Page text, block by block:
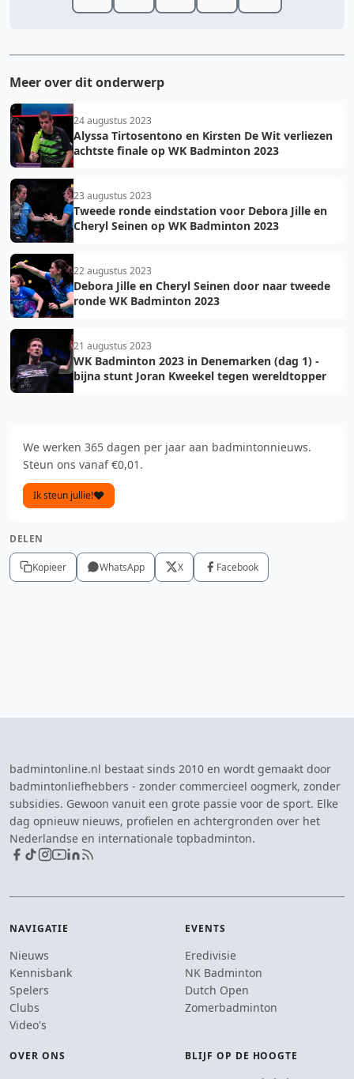
Meer over dit onderwerp
24 augustus 2023
Alyssa Tirtosentono en Kirsten De Wit verliezen
achtste finale op WK Badminton 2023
23 augustus 2023
Tweede ronde eindstation voor Debora Jille en
Cheryl Seinen op WK Badminton 2023
22 augustus 2023
Debora Jille en Cheryl Seinen door naar tweede
ronde WK Badminton 2023
21 augustus 2023
WK Badminton 2023 in Denemarken (dag 1) -
bijna stunt Joran Kweekel tegen wereldtopper
We werken 365 dagen per jaar aan badmintonnieuws.
Steun ons vanaf €0,01.
Ik steun jullie!
DELEN
Kopieer WhatsApp X Facebook
badmintonline.nl bestaat sinds 2010 en wordt gemaakt door
badmintonliefhebbers - zonder commercieel oogmerk, zonder
subsidies. Gewoon vanuit een grote passie voor de sport. Elke
dag opnieuw nieuws, profielen en achtergronden over het
Nederlandse en internationale topbadminton.
NAVIGATIE
Nieuws
Kennisbank
Spelers
Clubs
Video's
EVENTS
Eredivisie
NK Badminton
Dutch Open
Zomerbadminton
OVER ONS BLIJF OP DE HOOGTE